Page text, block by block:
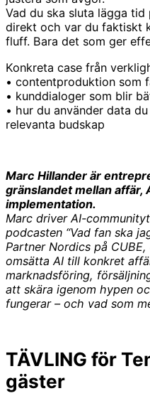
Vad du ska sluta lägga
direkt och var du faktiskt
fluff. Bara det som ger
Konkreta case från
• contentproduktion som
• kunddialoger som blir
• hur du använder data
relevanta budskap
Marc Hillander är
gränslandet mellan affär,
implementation.
Marc driver AI-
podcasten “Vad fan ska
Partner Nordics på
omsätta AI till konkret
marknadsföring,
att skära igenom hypen
fungerar – och vad som
TÄVLING för
gäster